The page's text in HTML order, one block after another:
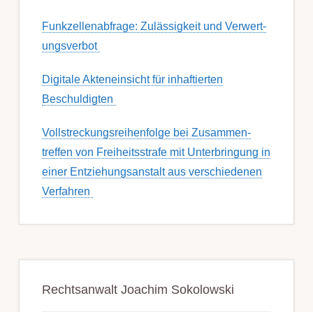
Funk­zell­en­ab­fra­ge: Zu­lässig­keit und Ver­wert­
ungs­ver­bot
Digitale Akteneinsicht für inhaftierten
Beschuldigten
Voll­streckungs­­­reihenfolge bei Zusamm­­en­
treffen von Frei­heits­strafe mit Unter­bring­ung in
einer Ent­ziehungs­anstalt aus ver­schied­enen
Ver­fahren
Rechtsanwalt Joachim Sokolowski